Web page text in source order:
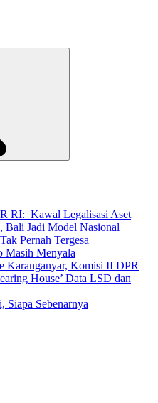
RI: Kawal Legalisasi Aset
Bali Jadi Model Nasional
Pernah Tergesa
Masih Menyala
Karanganyar, Komisi II DPR
House’ Data LSD dan
Siapa Sebenarnya